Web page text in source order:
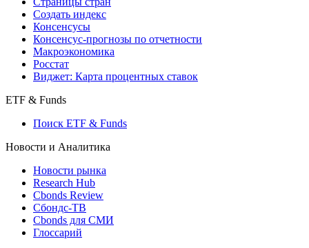
Индексы
Поиск индексов
Страницы стран
Создать индекс
Консенсусы
Макроэкономика
Виджет: Карта процентных ставок
ETF & Funds
Поиск ETF & Funds
Новости и Аналитика
Новости рынка
Research Hub